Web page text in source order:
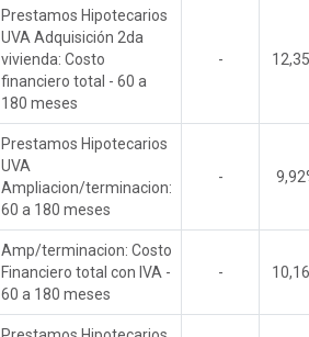
Prestamos Hipotecarios
UVA Adquisición 2da
vivienda: Costo
financiero total - 60 a
180 meses
-
Prestamos Hipotecarios
UVA
Ampliacion/terminacion:
60 a 180 meses
-
Amp/terminacion: Costo
Financiero total con IVA -
60 a 180 meses
-